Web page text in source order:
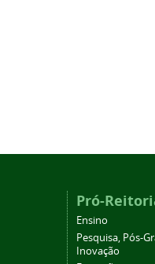
Pró-
Ensino
Pesquisa, Pós-
Inovação